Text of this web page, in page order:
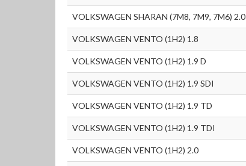
VOLKSWAGEN SHARAN (7M8, 7M9, 7M6) 2.0
VOLKSWAGEN VENTO (1H2) 1.8
VOLKSWAGEN VENTO (1H2) 1.9 D
VOLKSWAGEN VENTO (1H2) 1.9 SDI
VOLKSWAGEN VENTO (1H2) 1.9 TD
VOLKSWAGEN VENTO (1H2) 1.9 TDI
VOLKSWAGEN VENTO (1H2) 2.0